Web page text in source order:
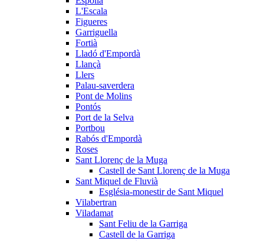
L'Escala
Figueres
Garriguella
Fortià
Lladó d'Empordà
Llançà
Llers
Palau-saverdera
Pont de Molins
Pontós
Port de la Selva
Portbou
Rabós d'Empordà
Roses
Sant Llorenç de la Muga
Castell de Sant Llorenç de la Muga
Sant Miquel de Fluvià
Església-monestir de Sant Miquel
Vilabertran
Viladamat
Sant Feliu de la Garriga
Castell de la Garriga